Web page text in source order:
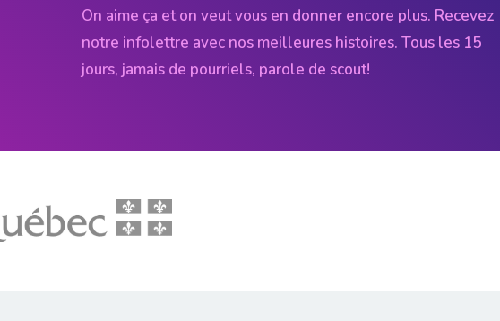
On aime ça et on veut vous en donner encore plus. Recevez
notre infolettre avec nos meilleures histoires. Tous les 15
jours, jamais de pourriels, parole de scout!